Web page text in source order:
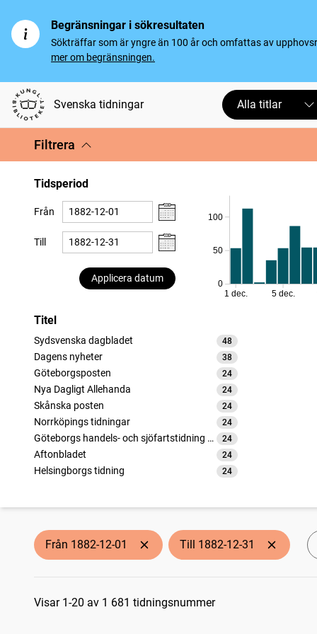
Begränsningar i sökresultaten
Sökträffar som är yngre än 100 år och omfattas av
mer om begränsningen.
Svenska tidningar Alla titlar
Filtrera
Tidsperiod
Från
Till
Applicera datum
0
50
100
1 dec. 5 dec.
Titel
Sydsvenska dagbladet 48
träffar
Dagens nyheter
38
träffar
Göteborgsposten
24
träffar
Nya Dagligt Allehanda
24
träffar
Skånska posten
24
träffar
Norrköpings tidningar
24
träffar
Göteborgs handels- och sjöfartstidning (1832)
24
träffar
Aftonbladet
24
träffar
Helsingborgs tidning
24
träffar
träffar
Skånska aftonbladet
träffar
Härnösandsposten
träffar
Västernorrlands allehanda
träffar
Från 1882-12-01 Till 1882-12-31
Sökresultat
Visar 1-20 av 1 681 tidningsnummer